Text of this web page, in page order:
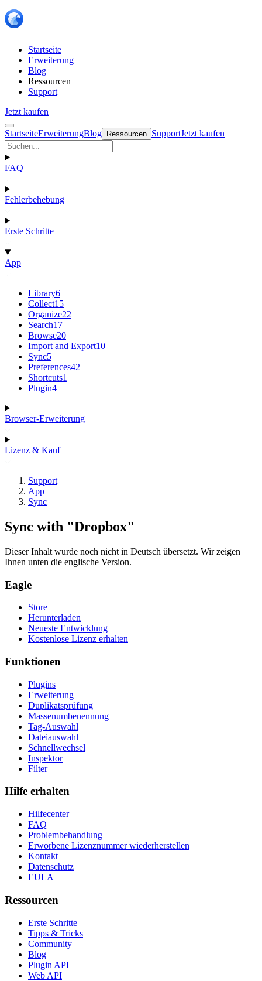
Startseite
Erweiterung
Blog
Ressourcen
Support
Jetzt kaufen
StartseiteErweiterungBlog Ressourcen SupportJetzt kaufen
FAQ
Fehlerbehebung
Erste Schritte
App
Library6
Collect15
Organize22
Search17
Browse20
Import and Export10
Sync5
Preferences42
Shortcuts1
Plugin4
Browser-Erweiterung
Lizenz & Kauf
Support
App
Sync
Sync with "Dropbox"
Dieser Inhalt wurde noch nicht in Deutsch übersetzt. Wir zeigen
Ihnen unten die englische Version.
Eagle
Store
Herunterladen
Neueste Entwicklung
Kostenlose Lizenz erhalten
Funktionen
Plugins
Erweiterung
Duplikatsprüfung
Massenumbenennung
Tag-Auswahl
Dateiauswahl
Schnellwechsel
Inspektor
Filter
Hilfe erhalten
Hilfecenter
FAQ
Problembehandlung
Erworbene Lizenznummer wiederherstellen
Kontakt
Datenschutz
EULA
Ressourcen
Erste Schritte
Tipps & Tricks
Community
Blog
Plugin API
Web API